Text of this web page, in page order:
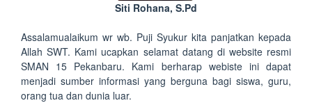
Siti Rohana, S.Pd
Assalamualaikum wr wb. Puji Syukur kita panjatkan kepada
Allah SWT. Kami ucapkan selamat datang di website resmi
SMAN 15 Pekanbaru. Kami berharap webiste ini dapat
menjadi sumber informasi yang berguna bagi siswa, guru,
orang tua dan dunia luar.